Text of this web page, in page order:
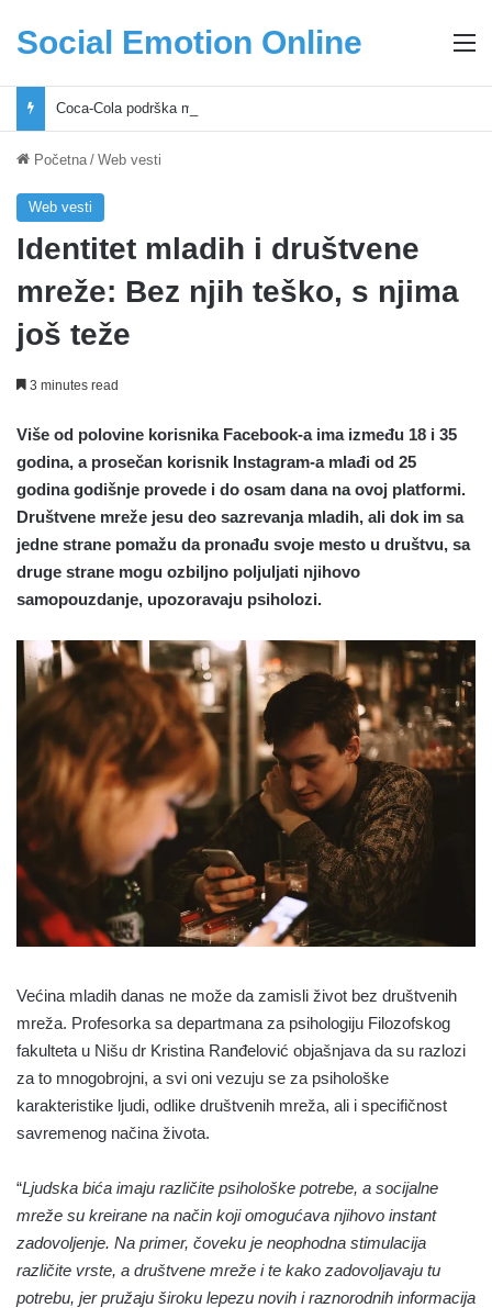
Social Emotion Online
Početna / Web vesti
Web vesti
Identitet mladih i društvene
mreže: Bez njih teško, s njima
još teže
3 minutes read
Više od polovine korisnika Facebook-a ima između 18 i 35
godina, a prosečan korisnik Instagram-a mlađi od 25
godina godišnje provede i do osam dana na ovoj platformi.
Društvene mreže jesu deo sazrevanja mladih, ali dok im sa
jedne strane pomažu da pronađu svoje mesto u društvu, sa
druge strane mogu ozbiljno poljuljati njihovo
samopouzdanje, upozoravaju psiholozi.
Većina mladih danas ne može da zamisli život bez društvenih
mreža. Profesorka sa departmana za psihologiju Filozofskog
fakulteta u Nišu dr Kristina Ranđelović objašnjava da su razlozi
za to mnogobrojni, a svi oni vezuju se za psihološke
karakteristike ljudi, odlike društvenih mreža, ali i specifičnost
savremenog načina života.
“Ljudska bića imaju različite psihološke potrebe, a socijalne
mreže su kreirane na način koji omogućava njihovo instant
zadovoljenje. Na primer, čoveku je neophodna stimulacija
različite vrste, a društvene mreže i te kako zadovoljavaju tu
potrebu, jer pružaju široku lepezu novih i raznorodnih informacija